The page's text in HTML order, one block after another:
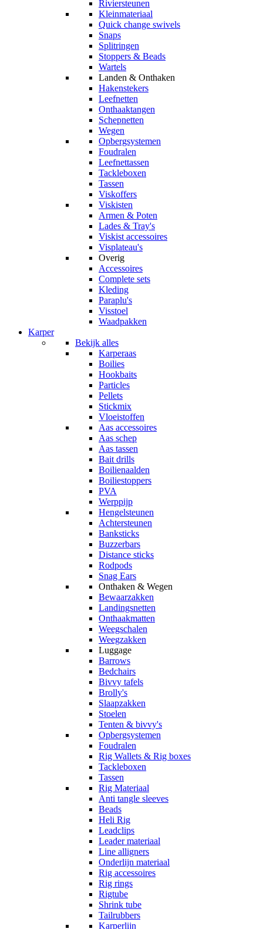
Riviersteunen
Kleinmateriaal
Quick change swivels
Snaps
Splitringen
Stoppers & Beads
Wartels
Landen & Onthaken
Hakenstekers
Leefnetten
Onthaaktangen
Schepnetten
Wegen
Opbergsystemen
Foudralen
Leefnettassen
Tackleboxen
Tassen
Viskoffers
Viskisten
Armen & Poten
Lades & Tray's
Viskist accessoires
Visplateau's
Overig
Accessoires
Complete sets
Kleding
Paraplu's
Visstoel
Waadpakken
Karper
Bekijk alles
Karperaas
Boilies
Hookbaits
Particles
Pellets
Stickmix
Vloeistoffen
Aas accessoires
Aas schep
Aas tassen
Bait drills
Boilienaalden
Boiliestoppers
PVA
Werppijp
Hengelsteunen
Achtersteunen
Banksticks
Buzzerbars
Distance sticks
Rodpods
Snag Ears
Onthaken & Wegen
Bewaarzakken
Landingsnetten
Onthaakmatten
Weegschalen
Weegzakken
Luggage
Barrows
Bedchairs
Bivvy tafels
Brolly's
Slaapzakken
Stoelen
Tenten & bivvy's
Opbergsystemen
Foudralen
Rig Wallets & Rig boxes
Tackleboxen
Tassen
Rig Materiaal
Anti tangle sleeves
Beads
Heli Rig
Leadclips
Leader materiaal
Line alligners
Onderlijn materiaal
Rig accessoires
Rig rings
Rigtube
Shrink tube
Tailrubbers
Karperlijn